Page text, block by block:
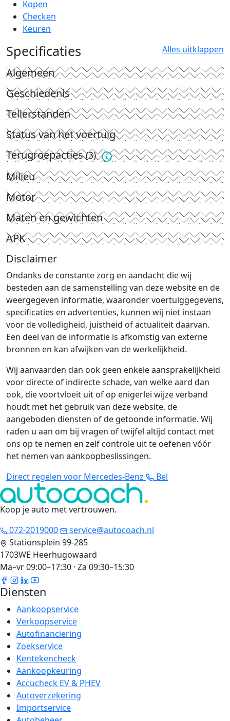
Kopen
Checken
Keuren
Specificaties Alles uitklappen
Algemeen
Geschiedenis
Tellerstanden
Status van het voertuig
Terugroepacties(3)
Milieu
Motor
Maten en gewichten
APK
Disclaimer
Ondanks de constante zorg en aandacht die wij
besteden aan de samenstelling van deze website en de
weergegeven informatie, waaronder voertuiggegevens,
specificaties en advertenties, kunnen wij niet instaan
voor de volledigheid, juistheid of actualiteit daarvan.
Een deel van de informatie is afkomstig van externe
bronnen en kan afwijken van de werkelijkheid.
Wij aanvaarden dan ook geen enkele aansprakelijkheid
voor directe of indirecte schade, van welke aard dan
ook, die voortvloeit uit of op enigerlei wijze verband
houdt met het gebruik van deze website, de
aangeboden diensten of de getoonde informatie. Wij
raden u aan om bij vragen of twijfel altijd contact met
ons op te nemen en zelf controle uit te oefenen vóór
het nemen van aankoopbeslissingen.
Direct regelen voor Mercedes-Benz
Bel
Koop je auto met vertrouwen.
072-2019000
service@autocoach.nl
Stationsplein 99-285
1703WE Heerhugowaard
Ma–vr 09:00–17:30 · Za 09:30–15:30
Diensten
Aankoopservice
Verkoopservice
Autofinanciering
Zoekservice
Kentekencheck
Aankoopkeuring
Accucheck EV & PHEV
Autoverzekering
Importservice